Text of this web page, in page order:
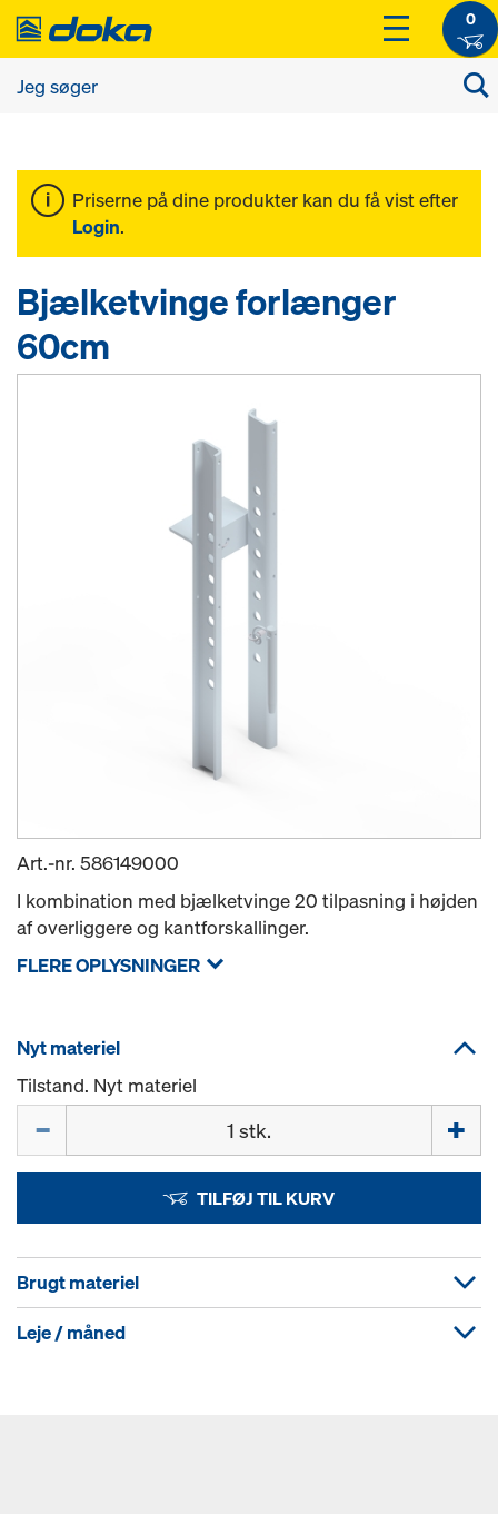
0
Priserne på dine produkter kan du få vist efter
Login.
Bjælketvinge forlænger
60cm
Art.-nr. 586149000
I kombination med bjælketvinge 20 tilpasning i højden
af overliggere og kantforskallinger.
FLERE OPLYSNINGER
Nyt materiel
Tilstand. Nyt materiel
TILFØJ TIL KURV
Brugt materiel
Leje / måned